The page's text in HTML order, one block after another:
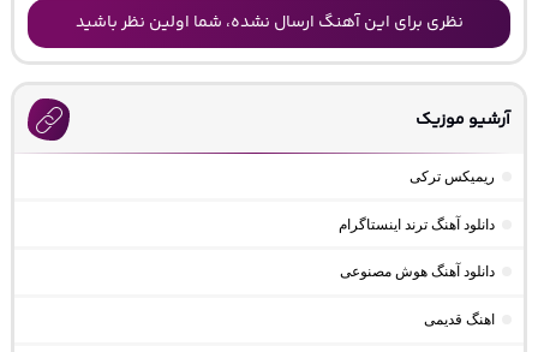
نظری برای این آهنگ ارسال نشده، شما اولین نظر باشید
آرشیو موزیک
ریمیکس ترکی
دانلود آهنگ ترند اینستاگرام
دانلود آهنگ هوش مصنوعی
اهنگ قدیمی